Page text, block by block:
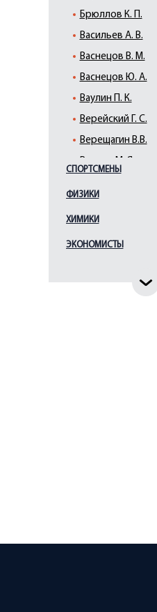
Брюллов К. П.
Васильев А. В.
Васнецов В. М.
Васнецов Ю. А.
Ваулин П. К.
Верейский Г. С.
Верещагин В.В.
Галактионов С. Ф.
Гауш А. Ф.
Гоголев К.А.
СПОРТСМЕНЫ
ФИЗИКИ
ХИМИКИ
ЭКОНОМИСТЫ